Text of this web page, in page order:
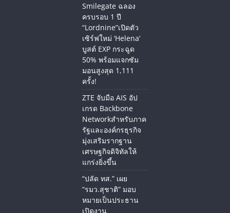
Smilegate ฉลอง
ครบรอบ 1 ปี
“Lordnine”เปิดตัว
เซิร์ฟใหม่ ‘Helena’
บูสต์ EXP กระฉูด
50% พร้อมแจกซัม
มอนสูงสุด 1,111
ครั้ง!
ZTE จับมือ AIS อัป
เกรด Backbone
Networkสำหรับภาค
รัฐและองค์กรธุรกิจ
มุ่งเสริมรากฐาน
เศรษฐกิจดิจิทัลให้
แกร่งยิ่งขึ้น
“ปลัด ทส.” เผย
“รมว.สุชาติ” มอบ
หมายเป็นประธาน
เปิดงาน